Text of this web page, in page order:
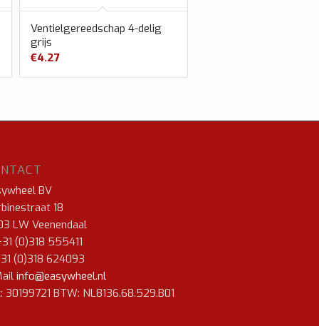
Ventielgereedschap 4-delig
grijs
€4.27
BV
18
LW Veenendaal
(0)318 555411
(0)318 624093
info@easywheel.nl
30199721 BTW: NL8136.68.529.B01